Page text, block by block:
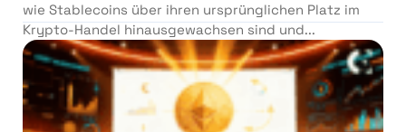
wie Stablecoins über ihren ursprünglichen Platz im
Krypto-Handel hinausgewachsen sind und...